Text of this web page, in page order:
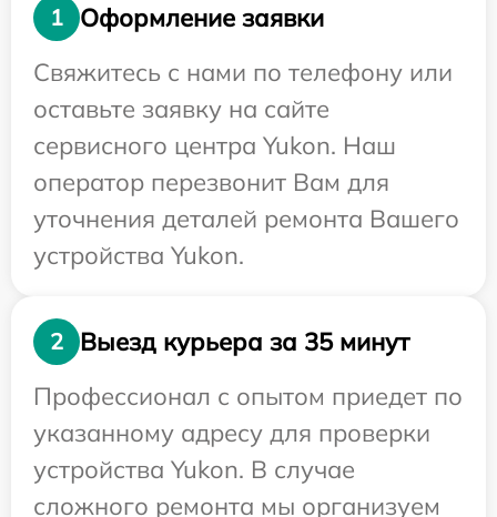
1
Оформление заявки
Свяжитесь с нами по телефону или
оставьте заявку на сайте
сервисного центра Yukon. Наш
оператор перезвонит Вам для
уточнения деталей ремонта Вашего
устройства Yukon.
2
Выезд курьера за 35 минут
Профессионал с опытом приедет по
указанному адресу для проверки
устройства Yukon. В случае
сложного ремонта мы организуем